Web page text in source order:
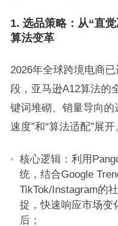
1. 选品策略：从“直
算法变革
2026年全球跨境电商
段，亚马逊A12算法的
键词堆砌、销量导向的
速度”和“算法适配”展开
核心逻辑：利用
统，结合Google
TikTok/Instagram的
捉，快速响应市场变
后；